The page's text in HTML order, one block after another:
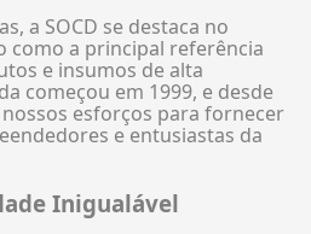
a SOCD se destaca no
como a principal referência
e insumos de alta
começou em 1999, e desde
esforços para fornecer
e entusiastas da
Inigualável